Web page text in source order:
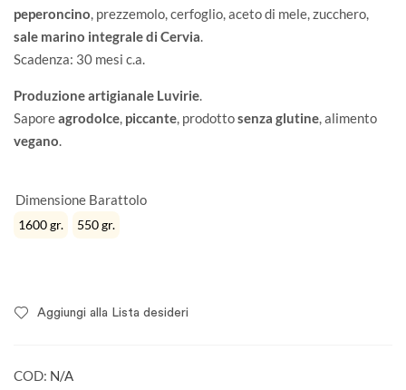
peperoncino, prezzemolo, cerfoglio, aceto di mele, zucchero,
sale marino integrale di Cervia.
Scadenza: 30 mesi c.a.
Produzione artigianale Luvirie.
Saporeagrodolce, piccante, prodottosenza glutine, alimento
vegano.
Dimensione Barattolo
1600 gr. 550 gr.
Aggiungi alla Lista desideri
COD: N/A